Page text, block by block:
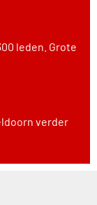
leden. Grote
verder